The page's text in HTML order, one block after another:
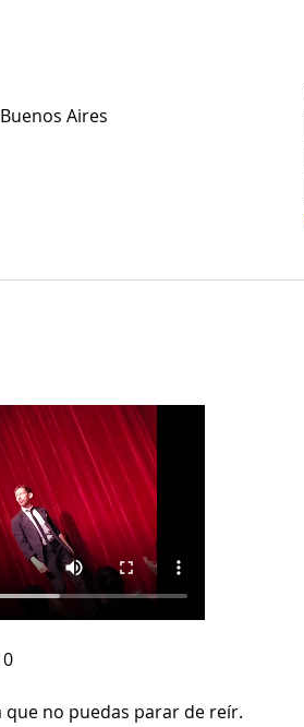
Aires
que no puedas parar de reír.